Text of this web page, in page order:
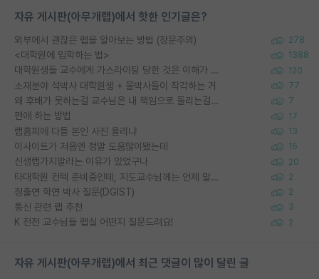
자유 게시판(아무개랩)에서 핫한 인기글은?
외부에서 괜찮은 랩을 알아보는 방법 (장문주의) 278
<대학원에 입학하는 법> 1388
대학원생들 교수에게 가스라이팅 당한 것은 이해가 갑니다. 안타깝네요. 120
소재분야 석박사 대학원생 + 물박사들이 착각하는 거 77
왜 후배가 못하는걸 교수님은 내 책임으로 돌리는걸까요? 7
편애 하는 방법 17
랩홈피에 다들 본인 사진 올리냐 13
이사이트가 처음엔 정말 도움많이됐는데 16
신생랩가지말라는 이유가 있었구나 20
타대학원 컨텍 준비중인데, 지도교수님께는 언제 말씀드려야 할까요? 2
정출연 학연 박사 질문(DGIST) 2
통신 관련 랩 추천 3
K 전전 교수님들 랩실 어떤지 질문드려요! 2
자유 게시판(아무개랩)에서 최근 댓글이 많이 달린 글